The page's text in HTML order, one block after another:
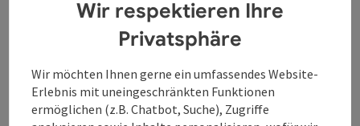
mehr der ikonischen Disney-Songs in großem
sinfonischem Orchesterklang von über 60
Musiker:innen auf die Musiktheater-Bühne zu zaubern.
Disneys Musicalfilme verbinden stets neueste
Tricktechnik mit originellen Storys und zeitlosen
Evergreens. Eine neue spannende Auswahl aus den
Wir respektieren Ihre
Privatsphäre
Wir möchten Ihnen gerne ein umfassendes Website-
Erlebnis mit uneingeschränkten Funktionen
ermöglichen (z.B. Chatbot, Suche), Zugriffe